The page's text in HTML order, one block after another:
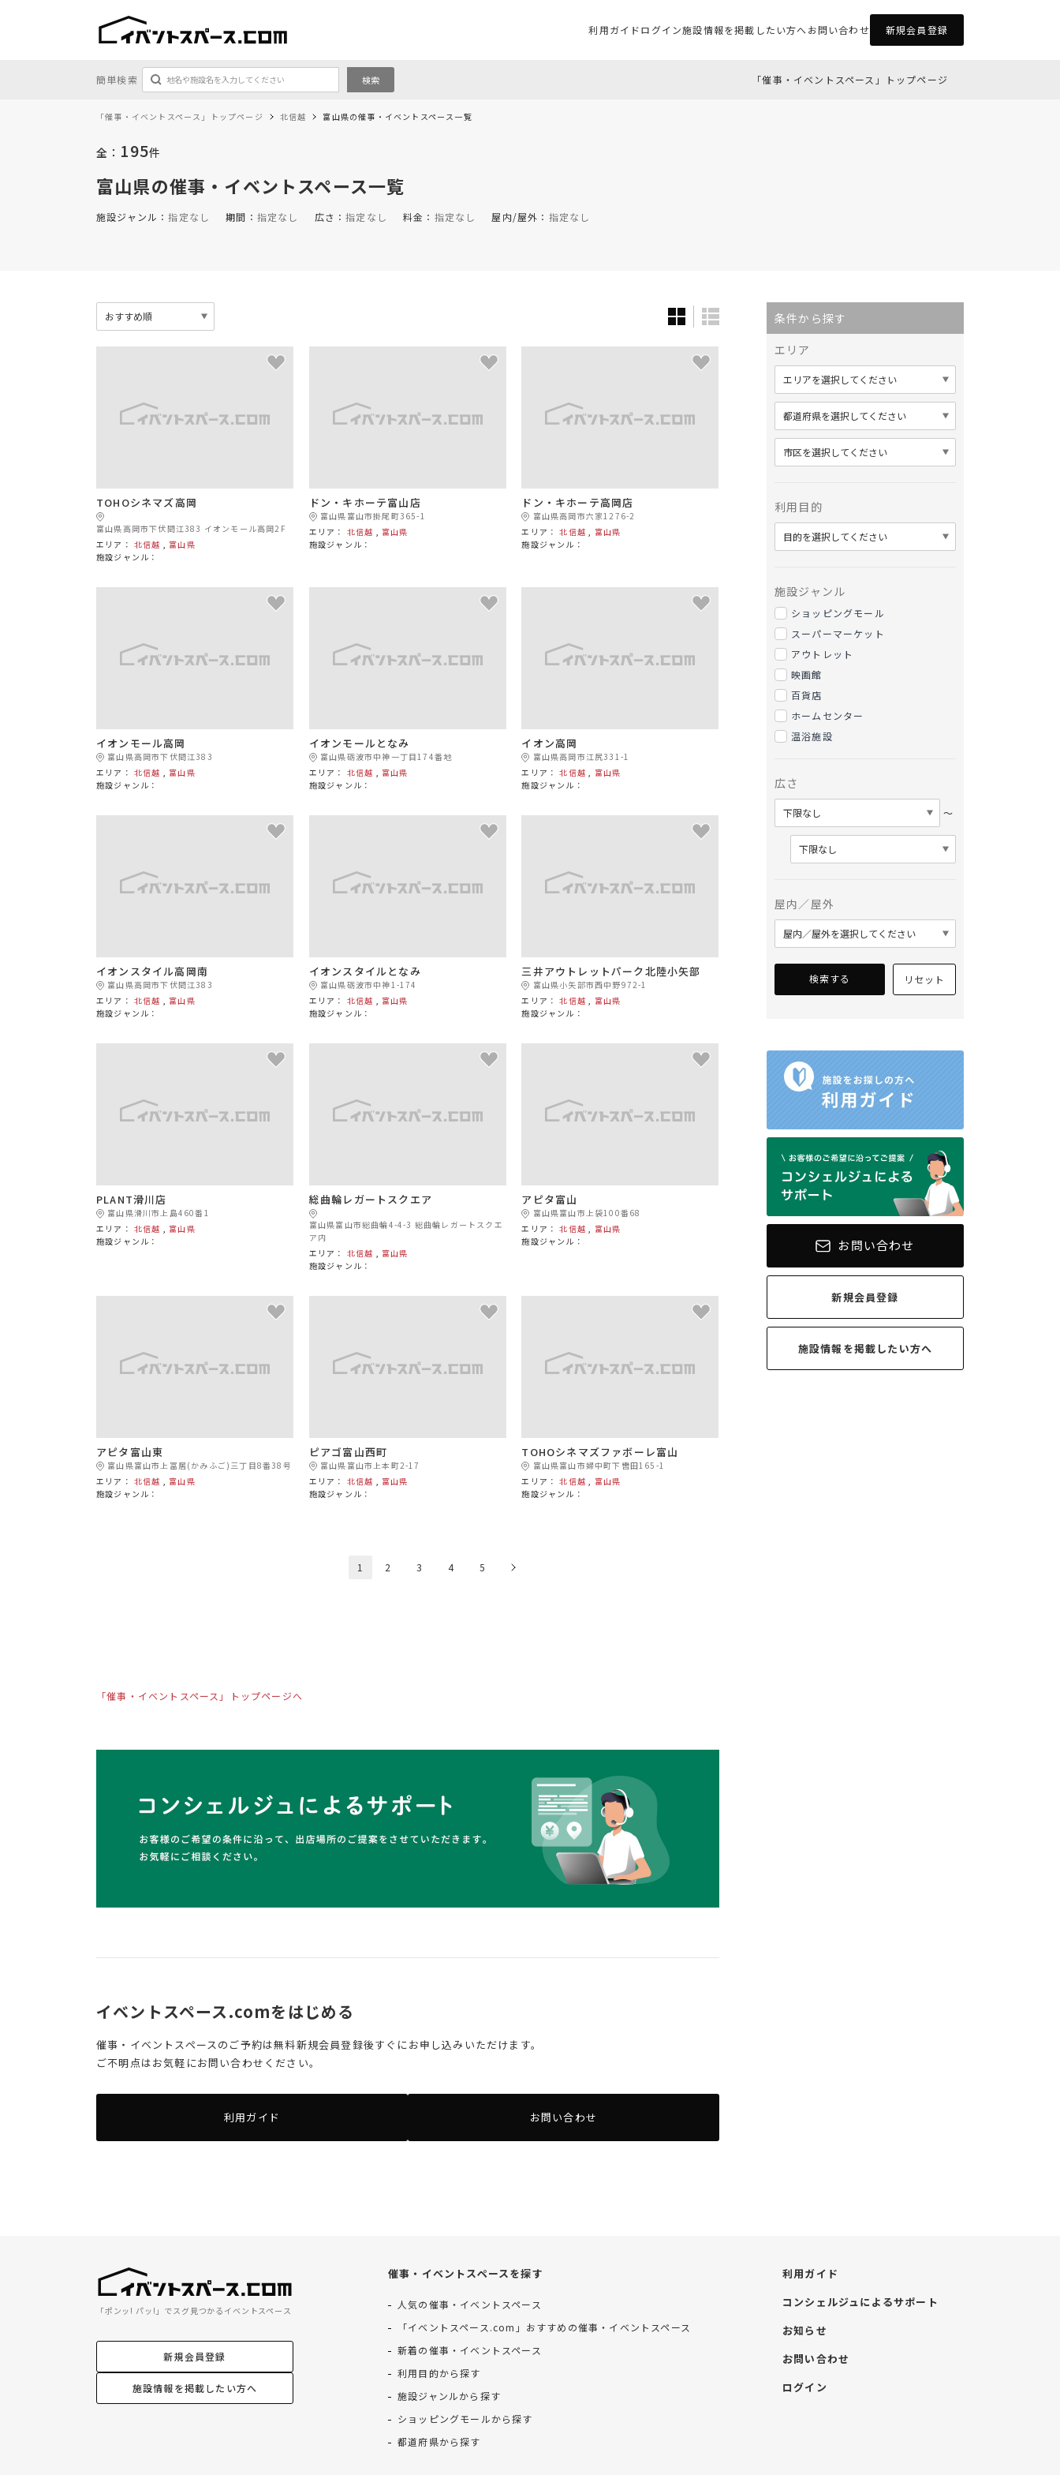
利用ガイドログイン施設情報を掲載したい方へお問い合わせ 新規会員登録
簡単検索 検索 「催事・イベントスペース」トップページ
「催事・イベントスペース」トップページ 北信越 富山県の催事・イベントスペース一覧
全： 195件
富山県の催事・イベントスペース一覧
施設ジャンル：指定なし 期間： 指定なし 広さ：指定なし 料金： 指定なし 屋内/屋外： 指定なし
TOHOシネマズ高岡
富山県高岡市下伏間江383 イオンモール高岡2F
エリア： 北信越
富山県
施設ジャンル：
ドン・キホーテ富山店
富山県富山市掛尾町365-1
エリア： 北信越
富山県
施設ジャンル：
ドン・キホーテ高岡店
富山県高岡市六家1276-2
エリア：北信越
富山県
施設ジャンル：
イオンモール高岡
富山県高岡市下伏間江383
エリア： 北信越
富山県
施設ジャンル：
イオンモールとなみ
富山県砺波市中神一丁目174番地
エリア： 北信越
富山県
施設ジャンル：
イオン高岡
富山県高岡市江尻331-1
エリア：北信越
富山県
施設ジャンル：
イオンスタイル高岡南
富山県高岡市下伏間江383
エリア： 北信越
富山県
施設ジャンル：
イオンスタイルとなみ
富山県砺波市中神1-174
エリア： 北信越
富山県
施設ジャンル：
三井アウトレットパーク北陸小矢部
富山県小矢部市西中野972-1
エリア：北信越
富山県
施設ジャンル：
PLANT滑川店
富山県滑川市上島460番1
エリア： 北信越
富山県
施設ジャンル：
総曲輪レガートスクエア
富山県富山市総曲輪4-4-3 総曲輪レガートスクエ
ア内
エリア： 北信越
富山県
施設ジャンル：
アピタ富山
富山県富山市上袋100番68
エリア：北信越
富山県
施設ジャンル：
アピタ富山東
富山県富山市上冨居(かみふご)三丁目8番38号
エリア： 北信越
富山県
施設ジャンル：
ピアゴ富山西町
富山県富山市上本町2-17
エリア： 北信越
富山県
施設ジャンル：
TOHOシネマズファボーレ富山
富山県富山市婦中町下轡田165-1
エリア：北信越
富山県
施設ジャンル：
1 2 3 4 5
「催事・イベントスペース」トップページへ
イベントスペース.comをはじめる
催事・イベントスペースのご予約は無料新規会員登録後すぐにお申し込みいただけます。
ご不明点はお気軽にお問い合わせください。
利用ガイド お問い合わせ
条件から探す
エリア
利用目的
施設ジャンル
ショッピングモール
スーパーマーケット
アウトレット
映画館
百貨店
ホームセンター
温浴施設
広さ
〜
屋内／屋外
検索する リセット
お問い合わせ
新規会員登録
施設情報を掲載したい方へ
「ポンッ! パッ!」でスグ見つかるイベントスペース
新規会員登録
施設情報を掲載したい方へ
催事・イベントスペースを探す
人気の催事・イベントスペース
「イベントスペース.com」おすすめの催事・イベントスペース
新着の催事・イベントスペース
利用目的から探す
施設ジャンルから探す
ショッピングモールから探す
都道府県から探す
利用ガイド
コンシェルジュによるサポート
お知らせ
お問い合わせ
ログイン